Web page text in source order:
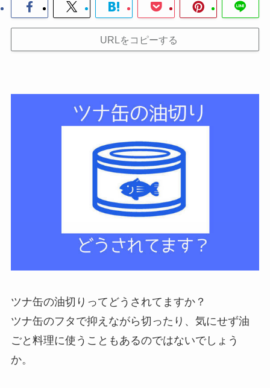
URLをコピーする
ツナ缶の油切りってどうされてますか？
ツナ缶のフタで抑えながら切ったり、気にせず油
ごと料理に使うこともあるのではないでしょう
か。